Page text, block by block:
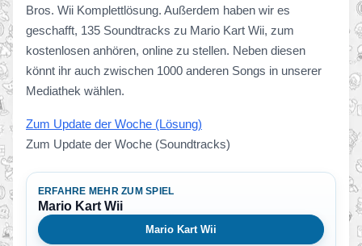
Bros. Wii Komplettlösung. Außerdem haben wir es
geschafft, 135 Soundtracks zu Mario Kart Wii, zum
kostenlosen anhören, online zu stellen. Neben diesen
könnt ihr auch zwischen 1000 anderen Songs in unserer
Mediathek wählen.
Zum Update der Woche (Lösung)
Zum Update der Woche (Soundtracks)
ERFAHRE MEHR ZUM SPIEL
Mario Kart Wii
Mario Kart Wii